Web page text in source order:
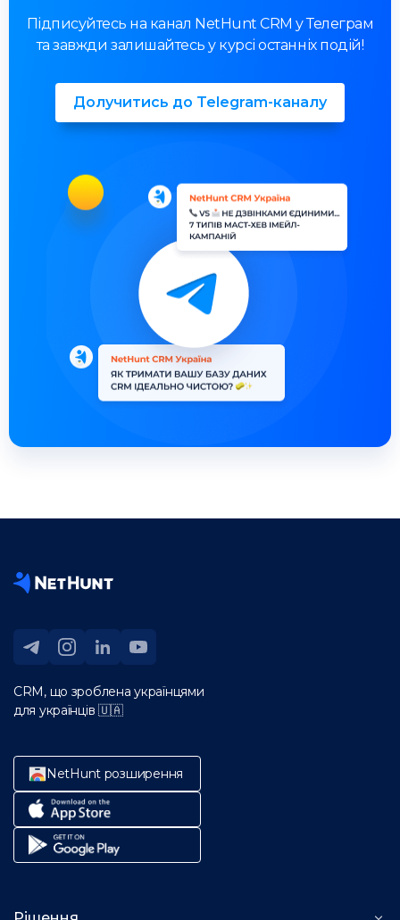
Підписуйтесь на канал NetHunt CRM у Телеграм
та завжди залишайтесь у курсі останніх подій!
Долучитись до Telegram-каналу
CRM, що зроблена українцями
для українців 🇺🇦
NetHunt розширення